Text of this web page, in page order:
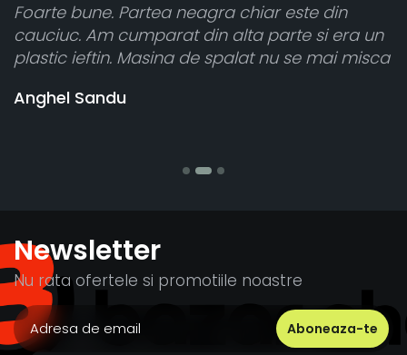
din
si era un
mai misca
Toate sunt foarte luminoase și
atât de bine în curtea din spate. A
cele 8 bucati dar una nu a funcționat,
banii pentru 1 bucata, Multumesc
Newsletter
Nu rata ofertele si promotiile noastre